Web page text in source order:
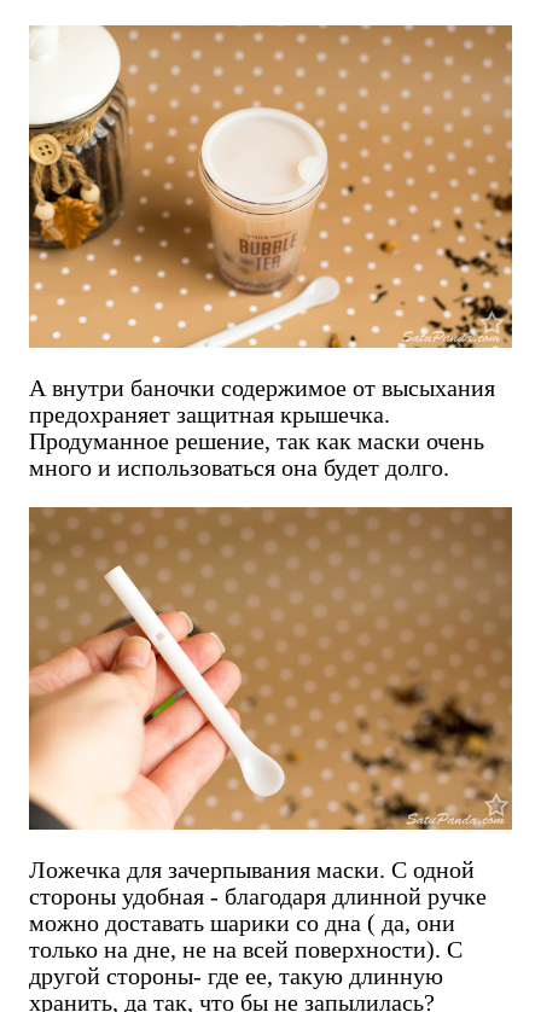
А внутри баночки содержимое от высыхания
предохраняет защитная крышечка.
Продуманное решение, так как маски очень
много и использоваться она будет долго.
Ложечка для зачерпывания маски. С одной
стороны удобная - благодаря длинной ручке
можно доставать шарики со дна ( да, они
только на дне, не на всей поверхности). С
другой стороны- где ее, такую длинную
хранить, да так, что бы не запылилась?